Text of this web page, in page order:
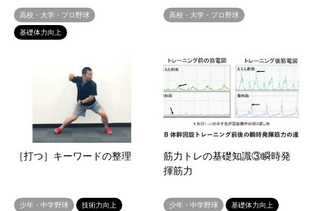
高校・大学・プロ野球
基礎体力向上
高校・大学・プロ野球
［打つ］キーワードの整理
少年・中学野球 技術力向上
筋力トレの基礎知識③瞬時発
揮筋力
少年・中学野球 基礎体力向上